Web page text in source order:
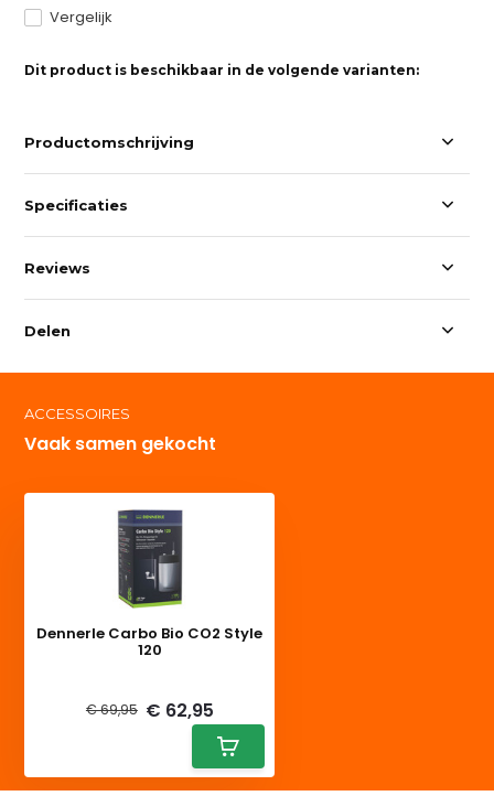
Vergelijk
Dit product is beschikbaar in de volgende varianten:
Productomschrijving
Specificaties
Reviews
Delen
ACCESSOIRES
Vaak samen gekocht
Dennerle Carbo Bio CO2 Style
120
€ 69,95 € 62,95